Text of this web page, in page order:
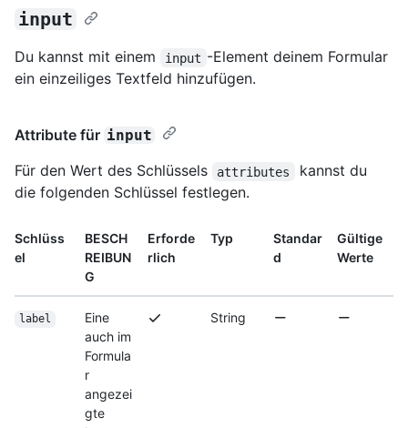
input
Du kannst mit einem input -Element deinem Formular
ein einzeiliges Textfeld hinzufügen.
Attribute für input
Für den Wert des Schlüssels attributes
kannst du
die folgenden Schlüssel festlegen.
Schlüss
el
BESCH
REIBUN
G
Erforde
rlich
Typ
Standar
d
Gültige
Werte
label
Eine
auch im
Formula
r
angezei
gte
String